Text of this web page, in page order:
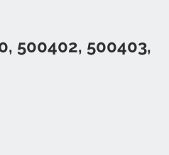
500402, 500403,